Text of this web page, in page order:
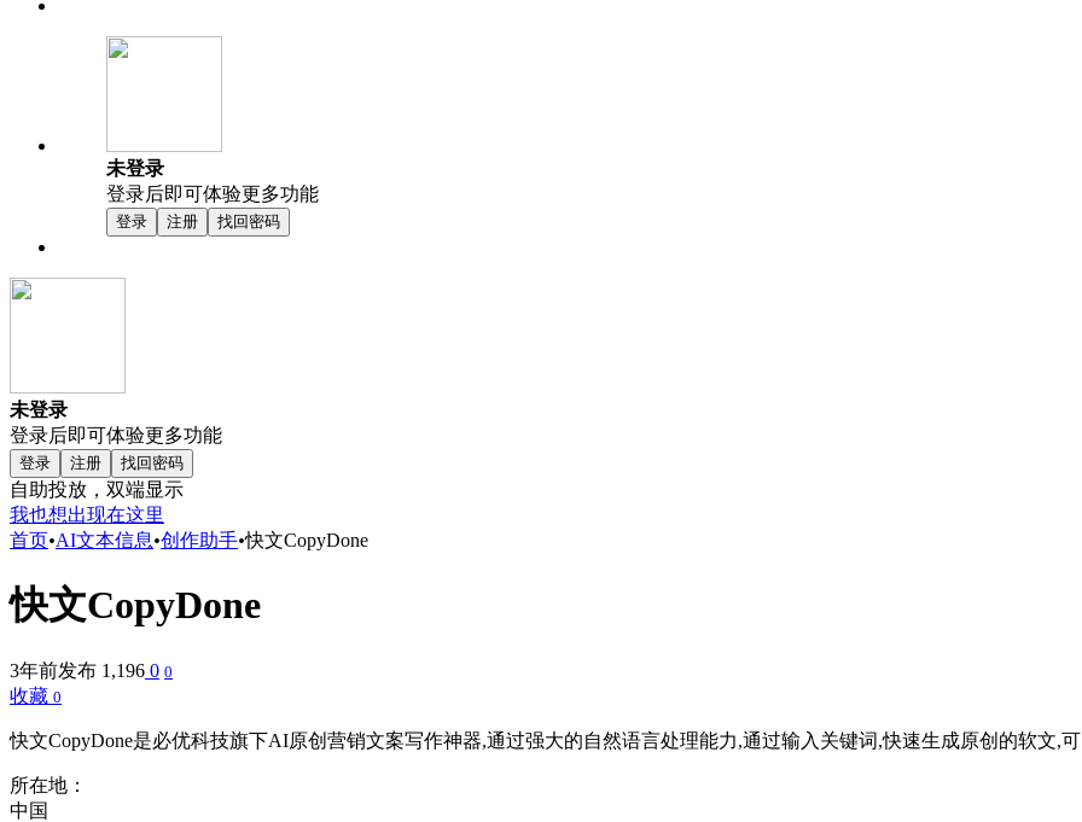
未登录
登录后即可体验更多功能
登录 注册 找回密码
未登录
登录后即可体验更多功能
登录 注册 找回密码
自助投放，双端显示
我也想出现在这里
首页•AI文本信息•创作助手•快文CopyDone
快文CopyDone
3年前发布 1,196 0 0
收藏 0
快文CopyDone是必优科技旗下AI原创营销文案写作神器,通过强大的自然语言处理能力,通过输入关键词,快速生成原创的软文,
所在地：
中国